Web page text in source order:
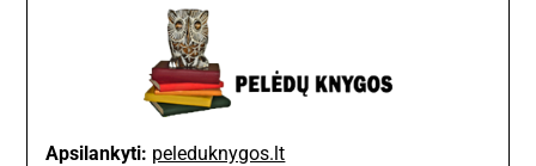
Apsilankyti: peleduknygos.lt